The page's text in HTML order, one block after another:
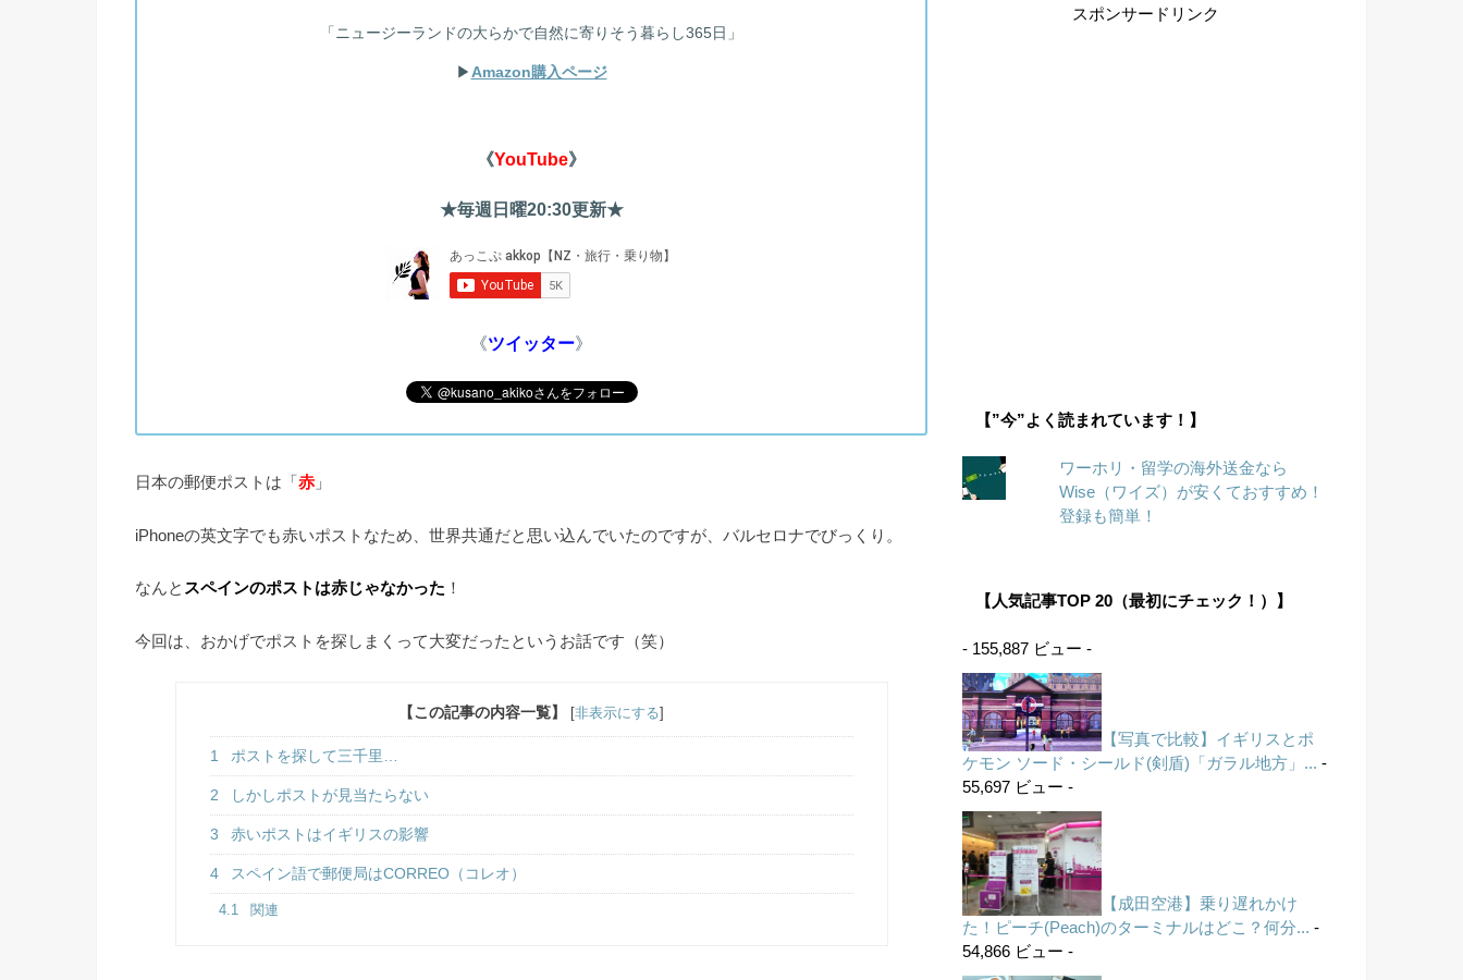
「ニュージーランドの大らかで自然に寄りそう暮らし365日」
▶︎ Amazon購入ページ
《YouTube》
★毎週日曜20:30更新★
《ツイッター》
日本の郵便ポストは「 赤 」
iPhoneの英文字でも赤いポストなため、世界共通だと思い込んでいたのですが、バルセロナでびっくり。
なんと スペインのポストは赤じゃなかった ！
今回は、おかげでポストを探しまくって大変だったというお話です（笑）
【この記事の内容一覧】 [非表示にする]
1 ポストを探して三千里…
2 しかしポストが見当たらない
3 赤いポストはイギリスの影響
4 スペイン語で郵便局はCORREO（コレオ）
4.1 関連
スポンサードリンク
【”今”よく読まれています！】
ワーホリ・留学の海外送金なら
Wise（ワイズ）が安くておすすめ！
登録も簡単！
【人気記事TOP 20（最初にチェック！）】
- 155,887 ビュー -
【写真で比較】イギリスとポ
ケモン ソード・シールド(剣盾)「ガラル地方」... -
55,697 ビュー -
【成田空港】乗り遅れかけ
た！ピーチ(Peach)のターミナルはどこ？何分... -
54,866 ビュー -